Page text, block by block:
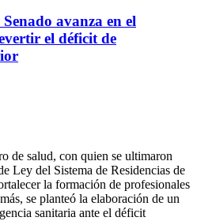
avanza en el
el déficit de
de salud, con quien se ultimaron
Ley del Sistema de Residencias de
la formación de profesionales
se planteó la elaboración de un
sanitaria ante el déficit